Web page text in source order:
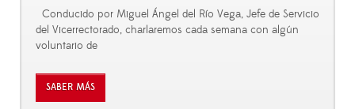
Conducido por Miguel Ángel del Río Vega, Jefe de Servicio
del Vicerrectorado, charlaremos cada semana con algún
voluntario de
SABER MÁS